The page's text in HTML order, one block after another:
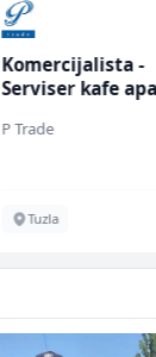
Komercijalista -
Serviser kafe
P Trade
Tuzla